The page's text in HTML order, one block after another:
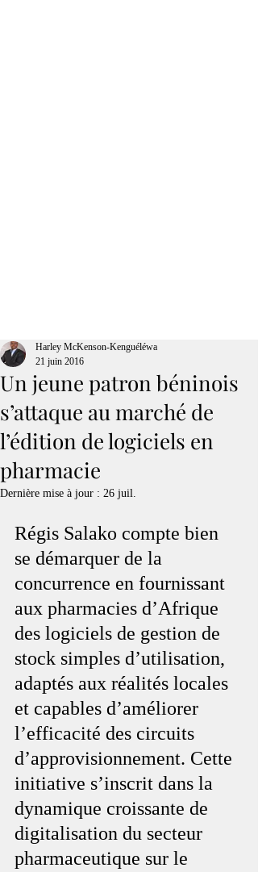
Un jeune patron béninois
s’attaque au marché de
l’édition de logiciels en
pharmacie
Harley McKenson-Kenguéléwa
21 juin 2016
Dernière mise à jour : 26 juil.
Régis Salako compte bien
se démarquer de la
concurrence en fournissant
aux pharmacies d’Afrique
des logiciels de gestion de
stock simples d’utilisation,
adaptés aux réalités locales
et capables d’améliorer
l’efficacité des circuits
d’approvisionnement. Cette
initiative s’inscrit dans la
dynamique croissante de
digitalisation du secteur
pharmaceutique sur le